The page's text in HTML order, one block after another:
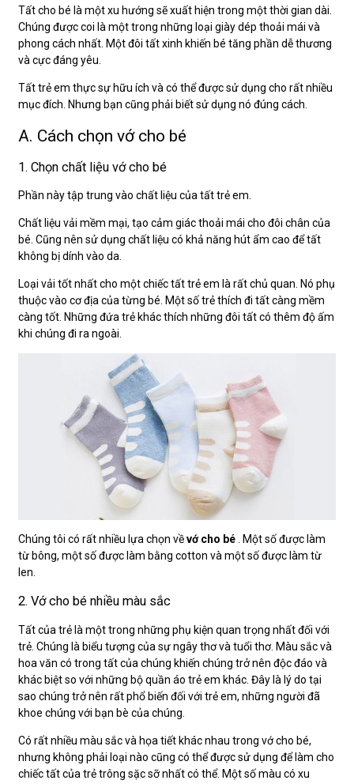
Tất cho bé là một xu hướng sẽ xuất hiện trong một thời gian dài.
Chúng được coi là một trong những loại giày dép thoải mái và
phong cách nhất. Một đôi tất xinh khiến bé tăng phần dễ thương
và cực đáng yêu.
Tất trẻ em thực sự hữu ích và có thể được sử dụng cho rất nhiều
mục đích. Nhưng bạn cũng phải biết sử dụng nó đúng cách.
A. Cách chọn vớ cho bé
1. Chọn chất liệu vớ cho bé
Phần này tập trung vào chất liệu của tất trẻ em.
Chất liệu vải mềm mại, tạo cảm giác thoải mái cho đôi chân của
bé. Cũng nên sử dụng chất liệu có khả năng hút ẩm cao để tất
không bị dính vào da.
Loại vải tốt nhất cho một chiếc tất trẻ em là rất chủ quan. Nó phụ
thuộc vào cơ địa của từng bé. Một số trẻ thích đi tất càng mềm
càng tốt. Những đứa trẻ khác thích những đôi tất có thêm độ ấm
khi chúng đi ra ngoài.
Chúng tôi có rất nhiều lựa chọn vềvớ cho bé
. Một số được làm
từ bông, một số được làm bằng cotton và một số được làm từ
len.
2. Vớ cho bé nhiều màu sắc
Tất của trẻ là một trong những phụ kiện quan trọng nhất đối với
trẻ. Chúng là biểu tượng của sự ngây thơ và tuổi thơ. Màu sắc và
hoa văn có trong tất của chúng khiến chúng trở nên độc đáo và
khác biệt so với những bộ quần áo trẻ em khác. Đây là lý do tại
sao chúng trở nên rất phổ biến đối với trẻ em, những người đã
khoe chúng với bạn bè của chúng.
Có rất nhiều màu sắc và họa tiết khác nhau trong vớ cho bé,
nhưng không phải loại nào cũng có thể được sử dụng để làm cho
chiếc tất của trẻ trông sặc sỡ nhất có thể. Một số màu có xu